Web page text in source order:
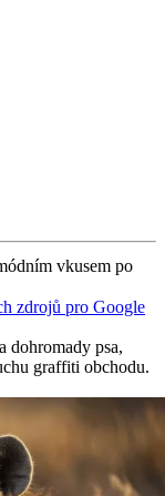
vkusem po
zdrojů pro Google
dohromady psa,
graffiti obchodu.